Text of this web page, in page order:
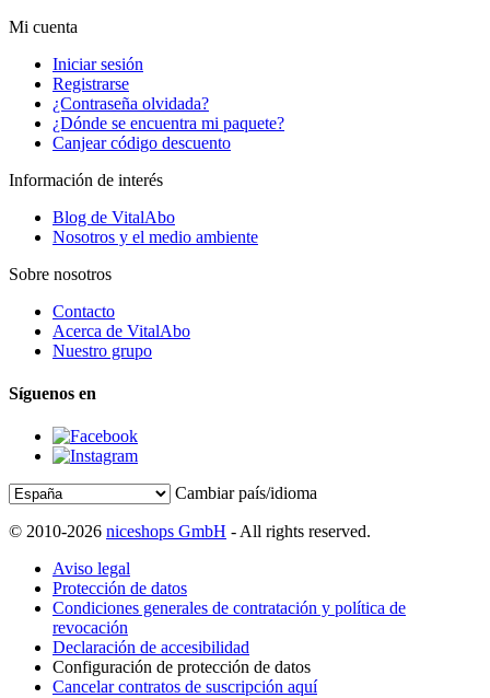
Mi cuenta
Iniciar sesión
Registrarse
¿Contraseña olvidada?
¿Dónde se encuentra mi paquete?
Canjear código descuento
Información de interés
Blog de VitalAbo
Nosotros y el medio ambiente
Sobre nosotros
Contacto
Acerca de VitalAbo
Nuestro grupo
Síguenos en
Cambiar país/idioma
© 2010-2026 niceshops GmbH - All rights reserved.
Aviso legal
Protección de datos
Condiciones generales de contratación y política de
revocación
Declaración de accesibilidad
Configuración de protección de datos
Cancelar contratos de suscripción aquí